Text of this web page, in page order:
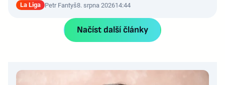
La Liga Petr Fantyš8. srpna 202614:44
Načíst další články